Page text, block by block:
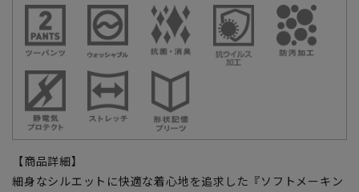
【商品詳細】
細身なシルエットに快適な着心地を追求した『ソフトメーキン